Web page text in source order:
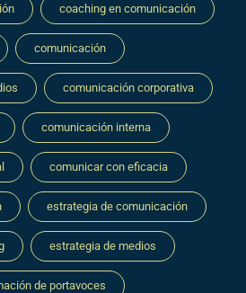
coaching en comunicación
comunicación
comunicación corporativa
comunicación interna
comunicar con eficacia
estrategia de comunicación
estrategia de medios
de portavoces